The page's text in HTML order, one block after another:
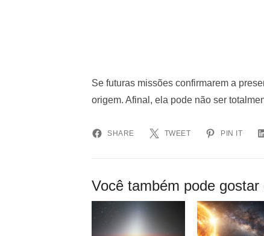
Se futuras missões confirmarem a
origem. Afinal, ela pode não ser
SHARE TWEET PIN IT
Você também pode gostar